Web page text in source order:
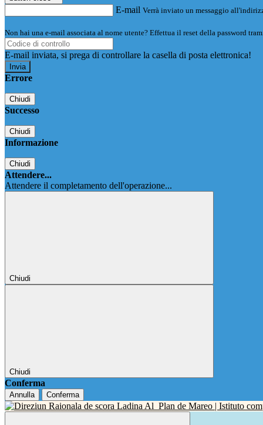
E-mail Verrà inviato un messaggio
Non hai una e-mail associata al nome utente? Effettua il reset della password
E-mail inviata, si prega di controllare la casella di posta elettronica!
Errore
Chiudi
Successo
Chiudi
Informazione
Chiudi
Attendere...
Attendere il completamento dell'operazione...
Chiudi
Chiudi
Conferma
Annulla Conferma